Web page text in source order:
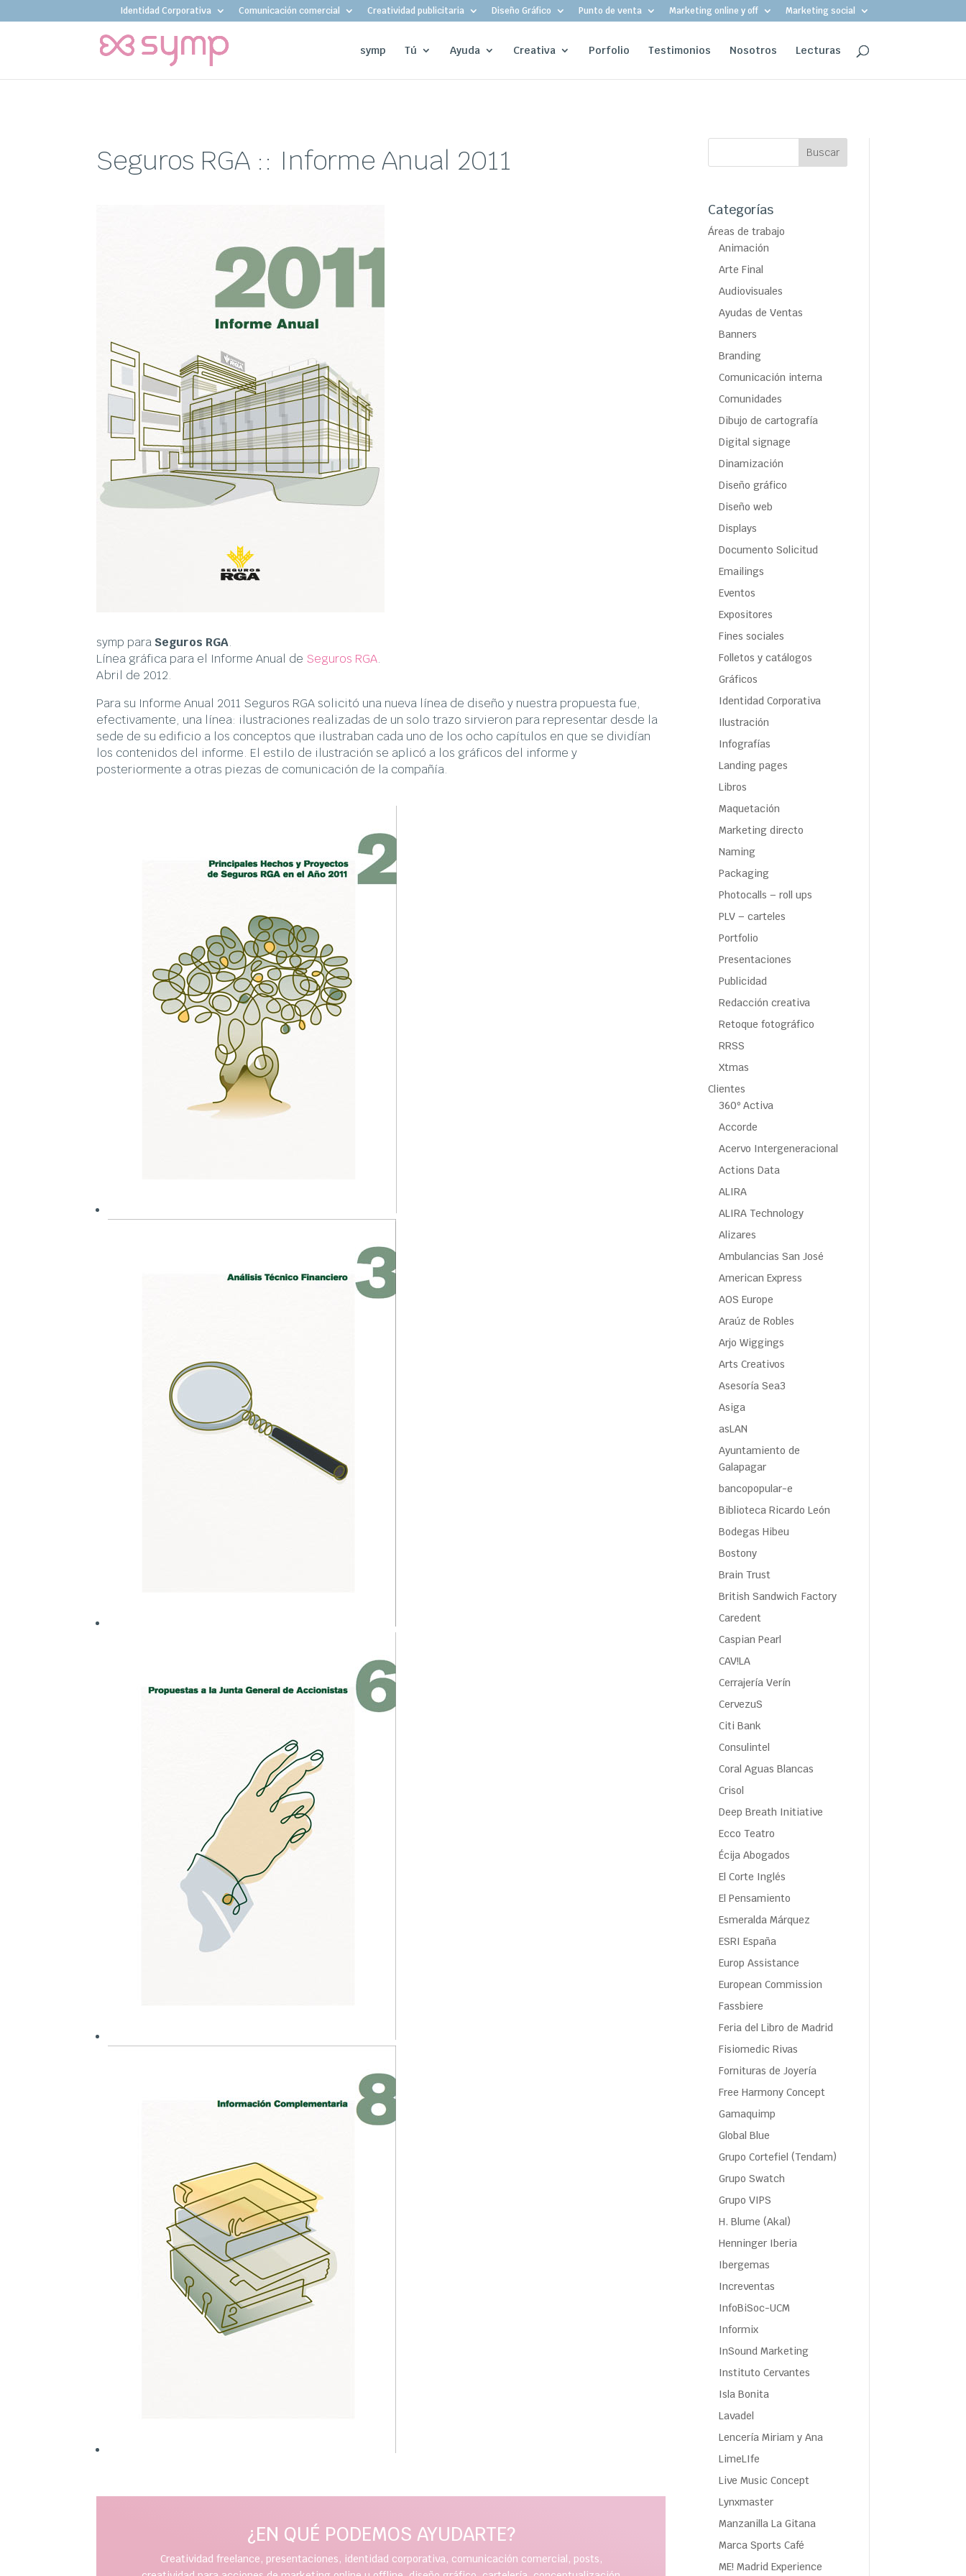
Identidad Corporativa Comunicación comercial Creatividad publicitaria Diseño Gráfico Punto de venta Marketing online y off Marketing social
symp Tú Ayuda Creativa Porfolio Testimonios Nosotros Lecturas
Seguros RGA :: Informe Anual 2011
symp para Seguros RGA.
Línea gráfica para el Informe Anual de Seguros RGA.
Abril de 2012.
Para su Informe Anual 2011 Seguros RGA solicitó una nueva línea de diseño y nuestra propuesta fue,
efectivamente, una línea: ilustraciones realizadas de un solo trazo sirvieron para representar desde la
sede de su edificio a los conceptos que ilustraban cada uno de los ocho capítulos en que se dividían
los contenidos del informe. El estilo de ilustración se aplicó a los gráficos del informe y
posteriormente a otras piezas de comunicación de la compañía.
¿EN QUÉ PODEMOS AYUDARTE?
Creatividad freelance, presentaciones, identidad corporativa, comunicación comercial, posts,
Categorías
Áreas de trabajo
Animación
Arte Final
Audiovisuales
Ayudas de Ventas
Banners
Branding
Comunicación interna
Comunidades
Dibujo de cartografía
Digital signage
Dinamización
Diseño gráfico
Diseño web
Displays
Documento Solicitud
Emailings
Eventos
Expositores
Fines sociales
Folletos y catálogos
Gráficos
Identidad Corporativa
Ilustración
Infografías
Landing pages
Libros
Maquetación
Marketing directo
Naming
Packaging
Photocalls – roll ups
PLV – carteles
Portfolio
Presentaciones
Publicidad
Redacción creativa
Retoque fotográfico
RRSS
Xtmas
Clientes
360º Activa
Accorde
Acervo Intergeneracional
Actions Data
ALIRA
ALIRA Technology
Alizares
Ambulancias San José
American Express
AOS Europe
Araúz de Robles
Arjo Wiggings
Arts Creativos
Asesoría Sea3
Asiga
asLAN
Ayuntamiento de
Galapagar
bancopopular-e
Biblioteca Ricardo León
Bodegas Hibeu
Bostony
Brain Trust
British Sandwich Factory
Caredent
Caspian Pearl
CAV!LA
Cerrajería Verín
CervezuS
Citi Bank
Consulintel
Coral Aguas Blancas
Crisol
Deep Breath Initiative
Ecco Teatro
Écija Abogados
El Corte Inglés
El Pensamiento
Esmeralda Márquez
ESRI España
Europ Assistance
European Commission
Fassbiere
Feria del Libro de Madrid
Fisiomedic Rivas
Fornituras de Joyería
Free Harmony Concept
Gamaquimp
Global Blue
Grupo Cortefiel (Tendam)
Grupo Swatch
Grupo VIPS
H. Blume (Akal)
Henninger Iberia
Ibergemas
Increventas
InfoBiSoc-UCM
Informix
InSound Marketing
Instituto Cervantes
Isla Bonita
Lavadel
Lencería Miriam y Ana
LimeLIfe
Live Music Concept
Lynxmaster
Manzanilla La Gitana
Marca Sports Café
ME! Madrid Experience